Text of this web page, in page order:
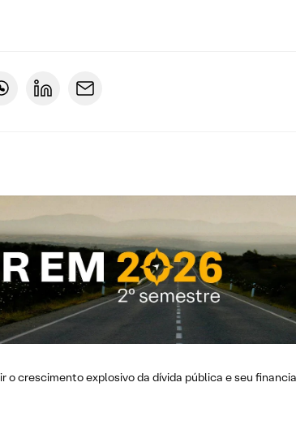
crescimento explosivo da dívida pública e seu